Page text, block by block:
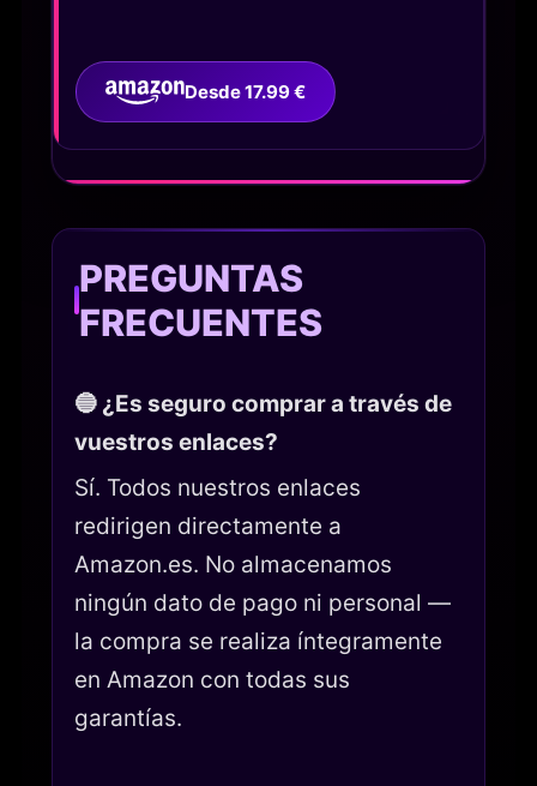
Desde 17.99 €
PREGUNTAS
FRECUENTES
🔵 ¿Es seguro comprar a través de
vuestros enlaces?
Sí. Todos nuestros enlaces
redirigen directamente a
Amazon.es. No almacenamos
ningún dato de pago ni personal —
la compra se realiza íntegramente
en Amazon con todas sus
garantías.